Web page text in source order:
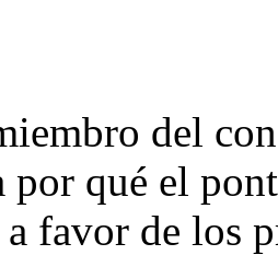
del
por qué el
favor de los